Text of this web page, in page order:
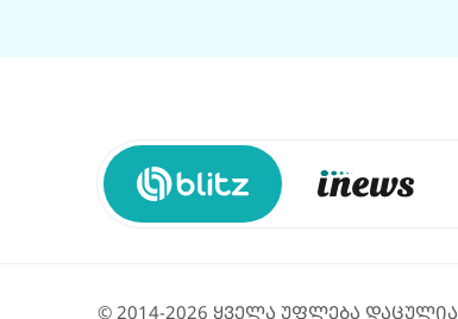
© 2014-2026 ყველა უფლება დაცულია